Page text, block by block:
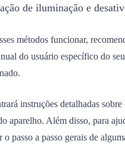
de iluminação e
métodos funcionar,
do usuário específico do
instruções detalhadas sobre
aparelho. Além disso, para
passo a passo gerais de